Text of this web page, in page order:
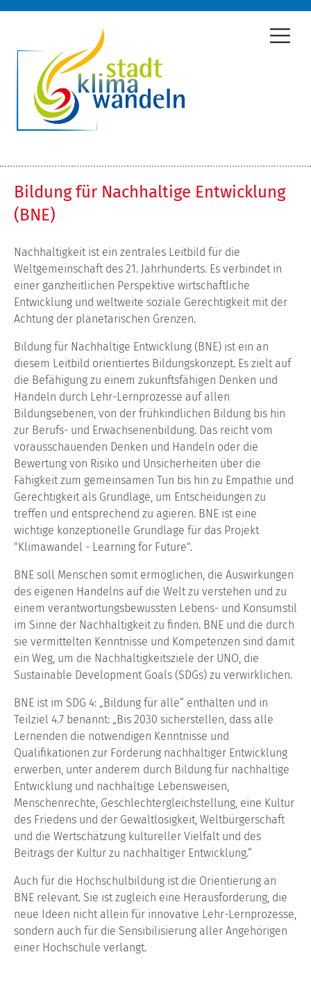
Bildung für Nachhaltige Entwicklung
(BNE)
Nachhaltigkeit ist ein zentrales Leitbild für die
Weltgemeinschaft des 21. Jahrhunderts. Es verbindet in
einer ganzheitlichen Perspektive wirtschaftliche
Entwicklung und weltweite soziale Gerechtigkeit mit der
Achtung der planetarischen Grenzen.
Bildung für Nachhaltige Entwicklung (BNE) ist ein an
diesem Leitbild orientiertes Bildungskonzept. Es zielt auf
die Befähigung zu einem zukunftsfähigen Denken und
Handeln durch Lehr-Lernprozesse auf allen
Bildungsebenen, von der frühkindlichen Bildung bis hin
zur Berufs- und Erwachsenenbildung. Das reicht vom
vorausschauenden Denken und Handeln oder die
Bewertung von Risiko und Unsicherheiten über die
Fähigkeit zum gemeinsamen Tun bis hin zu Empathie und
Gerechtigkeit als Grundlage, um Entscheidungen zu
treffen und entsprechend zu agieren. BNE ist eine
wichtige konzeptionelle Grundlage für das Projekt
"Klimawandel - Learning for Future".
BNE soll Menschen somit ermöglichen, die Auswirkungen
des eigenen Handelns auf die Welt zu verstehen und zu
einem verantwortungsbewussten Lebens- und Konsumstil
im Sinne der Nachhaltigkeit zu finden. BNE und die durch
sie vermittelten Kenntnisse und Kompetenzen sind damit
ein Weg, um die Nachhaltigkeitsziele der UNO, die
Sustainable Development Goals (SDGs) zu verwirklichen.
BNE ist im SDG 4: „Bildung für alle“ enthalten und in
Teilziel 4.7 benannt: „Bis 2030 sicherstellen, dass alle
Lernenden die notwendigen Kenntnisse und
Qualifikationen zur Förderung nachhaltiger Entwicklung
erwerben, unter anderem durch Bildung für nachhaltige
Entwicklung und nachhaltige Lebensweisen,
Menschenrechte, Geschlechtergleichstellung, eine Kultur
des Friedens und der Gewaltlosigkeit, Weltbürgerschaft
und die Wertschätzung kultureller Vielfalt und des
Beitrags der Kultur zu nachhaltiger Entwicklung.“
Auch für die Hochschulbildung ist die Orientierung an
BNE relevant. Sie ist zugleich eine Herausforderung, die
neue Ideen nicht allein für innovative Lehr-Lernprozesse,
sondern auch für die Sensibilisierung aller Angehörigen
einer Hochschule verlangt.